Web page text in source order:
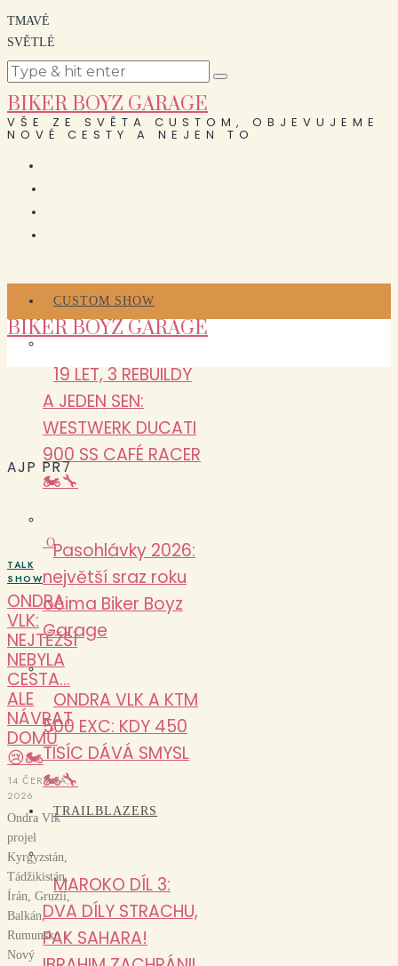
TMAVÉ
SVĚTLÉ
BIKER BOYZ GARAGE
VŠE ZE SVĚTA CUSTOM, OBJEVUJEME
NOVÉ CESTY A NEJEN TO
CUSTOM SHOW
19 LET, 3 REBUILDY
A JEDEN SEN:
WESTWERK DUCATI
900 SS CAFÉ RACER
🏍️🔧
Pasohlávky 2026:
největší sraz roku
očima Biker Boyz
Garage
ONDRA VLK A KTM
500 EXC: KDY 450
TISÍC DÁVÁ SMYSL
🏍️🔧
TRAILBLAZERS
MAROKO DÍL 3:
DVA DÍLY STRACHU,
PAK SAHARA!
BIKER BOYZ GARAGE
AJP PR7
O
TALK
SHOW
ONDRA
VLK:
NEJTĚŽŠÍ
NEBYLA
CESTA…
ALE
NÁVRAT
DOMŮ
😢🏍️
14 ČERVNA,
2026
Ondra Vlk
projel
Kyrgyzstán,
Tádžikistán,
Írán, Gruzii,
Balkán,
Rumunsko i
Nový